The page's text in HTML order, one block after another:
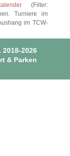
(Filter:
Turniere im
im TCW-
2026
& Parken